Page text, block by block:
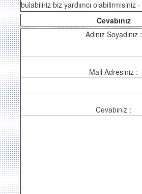
bulabiliriz biz yardımcı olabilirmisiniz -
Cevabınız
Adınız Soyadınız :
Mail Adresiniz :
Cevabınız :